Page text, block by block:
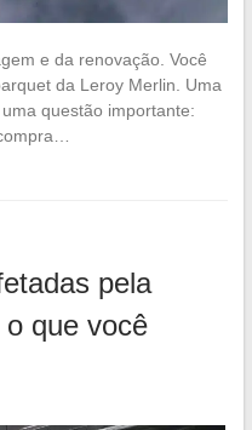
e da renovação. Você
da Leroy Merlin. Uma
questão importante:
pela
o que você